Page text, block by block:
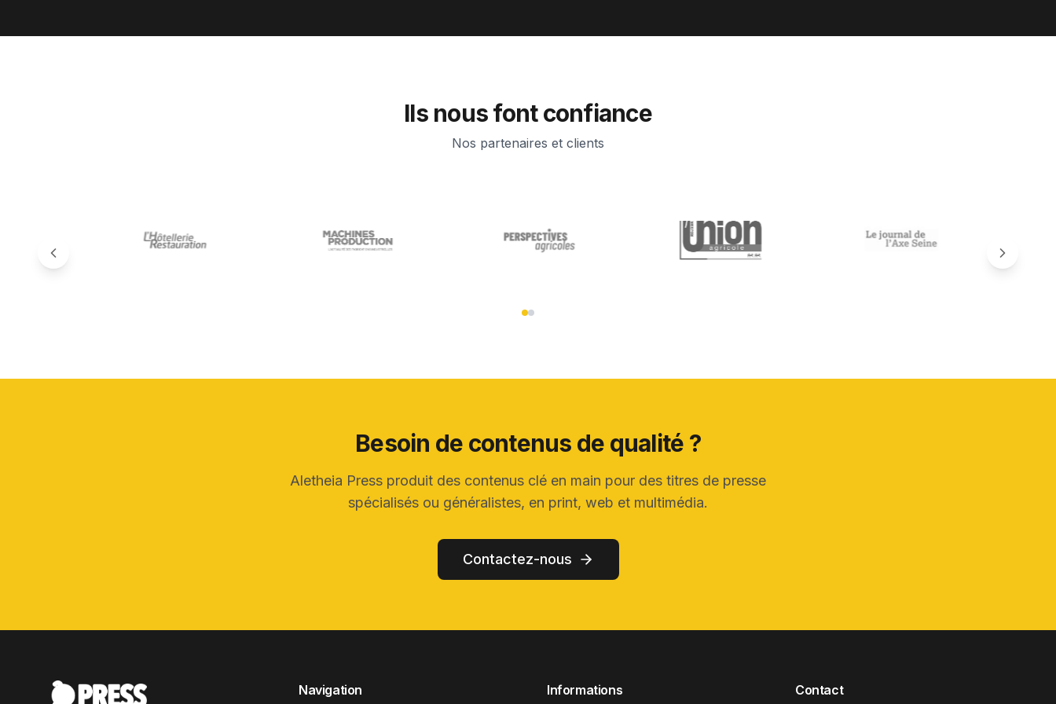
Ils nous font confiance
Nos partenaires et clients
Besoin de contenus de qualité ?
Aletheia Press produit des contenus clé en main pour des titres de presse
spécialisés ou généralistes, en print, web et multimédia.
Contactez-nous
Navigation Informations Contact